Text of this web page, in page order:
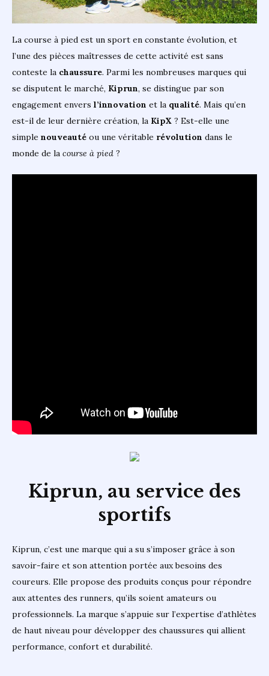
La course à pied est un sport en constante évolution, et
l’une des pièces maîtresses de cette activité est sans
conteste la chaussure. Parmi les nombreuses marques qui
se disputent le marché, Kiprun, se distingue par son
engagement envers l’innovation et la qualité. Mais qu’en
est-il de leur dernière création, la KipX ? Est-elle une
simple nouveauté ou une véritable révolution dans le
monde de la course à pied ?
Kiprun, au service des
sportifs
Kiprun, c’est une marque qui a su s’imposer grâce à son
savoir-faire et son attention portée aux besoins des
coureurs. Elle propose des produits conçus pour répondre
aux attentes des runners, qu’ils soient amateurs ou
professionnels. La marque s’appuie sur l’expertise d’athlètes
de haut niveau pour développer des chaussures qui allient
performance, confort et durabilité.